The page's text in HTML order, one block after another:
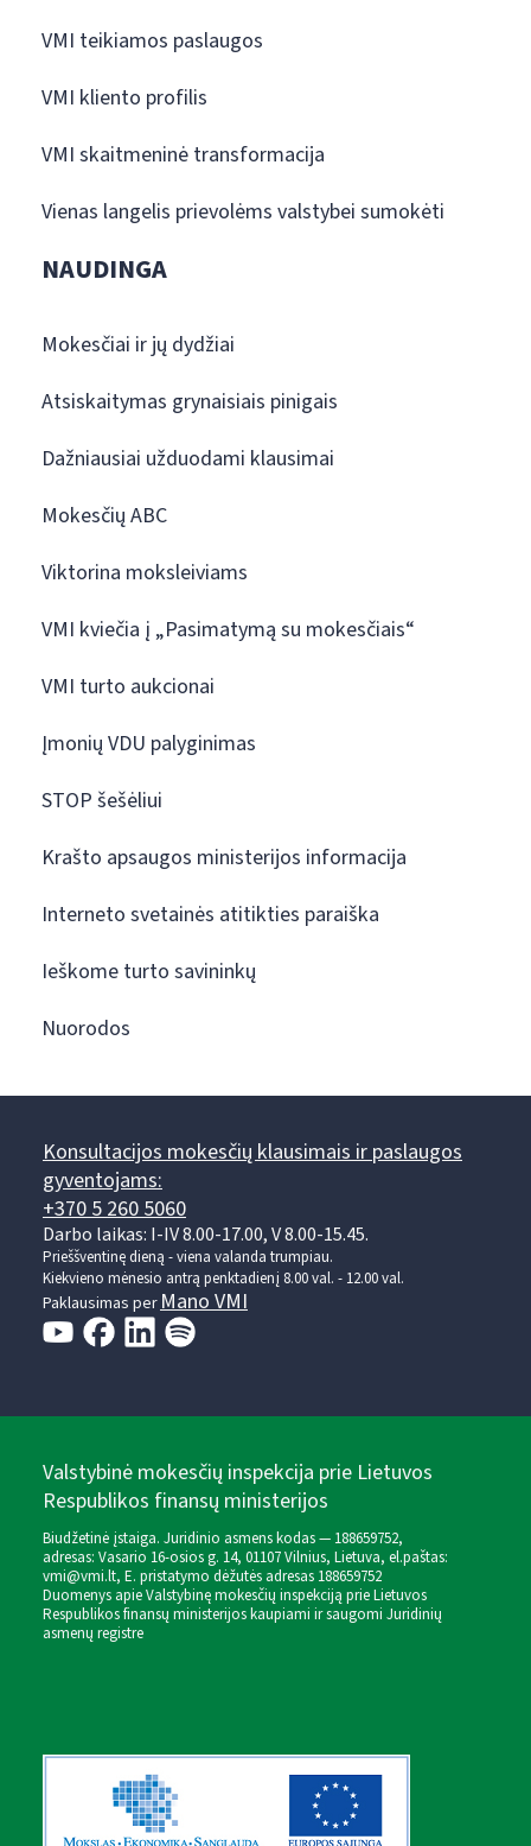
VMI teikiamos paslaugos
VMI kliento profilis
VMI skaitmeninė transformacija
Vienas langelis prievolėms valstybei sumokėti
NAUDINGA
Mokesčiai ir jų dydžiai
Atsiskaitymas grynaisiais pinigais
Dažniausiai užduodami klausimai
Mokesčių ABC
Viktorina moksleiviams
VMI kviečia į „Pasimatymą su mokesčiais“
VMI turto aukcionai
Įmonių VDU palyginimas
STOP šešėliui
Krašto apsaugos ministerijos informacija
Interneto svetainės atitikties paraiška
Ieškome turto savininkų
Nuorodos
Konsultacijos mokesčių klausimais ir paslaugos
gyventojams:
+370 5 260 5060
Darbo laikas: I-IV 8.00-17.00, V 8.00-15.45.
Prieššventinę dieną - viena valanda trumpiau.
Kiekvieno mėnesio antrą penktadienį 8.00 val. - 12.00 val.
Paklausimas perMano VMI
Valstybinė mokesčių inspekcija prie Lietuvos
Respublikos finansų ministerijos
Biudžetinė įstaiga. Juridinio asmens kodas — 188659752,
adresas: Vasario 16-osios g. 14, 01107 Vilnius, Lietuva, el.paštas:
vmi@vmi.lt, E. pristatymo dėžutės adresas 188659752
Duomenys apie Valstybinę mokesčių inspekciją prie Lietuvos
Respublikos finansų ministerijos kaupiami ir saugomi Juridinių
asmenų registre